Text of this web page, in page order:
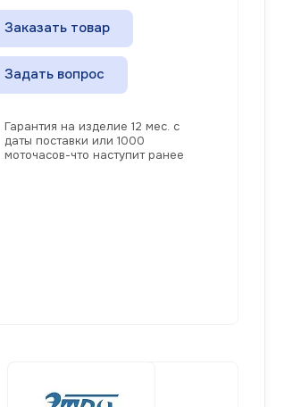
Заказать товар
Задать вопрос
Гарантия на изделие 12 мес. с
даты поставки или 1000
моточасов-что наступит ранее